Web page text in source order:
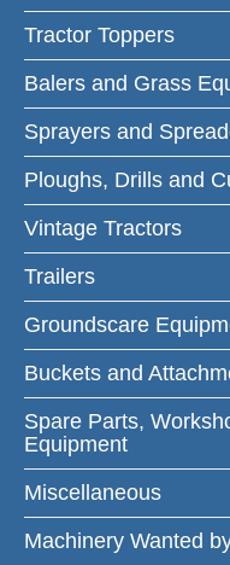
Tractor Toppers
Balers and Grass
Sprayers and
Ploughs, Drills and
Vintage Tractors
Trailers
Groundscare
Buckets and
Spare Parts,
Equipment
Miscellaneous
Machinery Wanted